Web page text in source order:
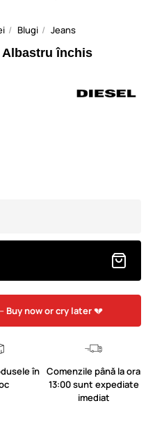
Blugi Jeans
Albastru închis
Buy now or cry later💔
în Comenzile până la ora
13:00 sunt expediate
imediat